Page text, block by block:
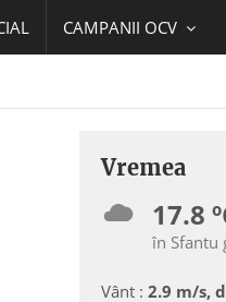
CAMPANII OCV
Vremea
17.8
în Sfantu
Vânt : 2.9 m/s,